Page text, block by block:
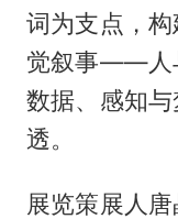
词为支点，
觉叙事——人
数据、感知
透。
展览策展人